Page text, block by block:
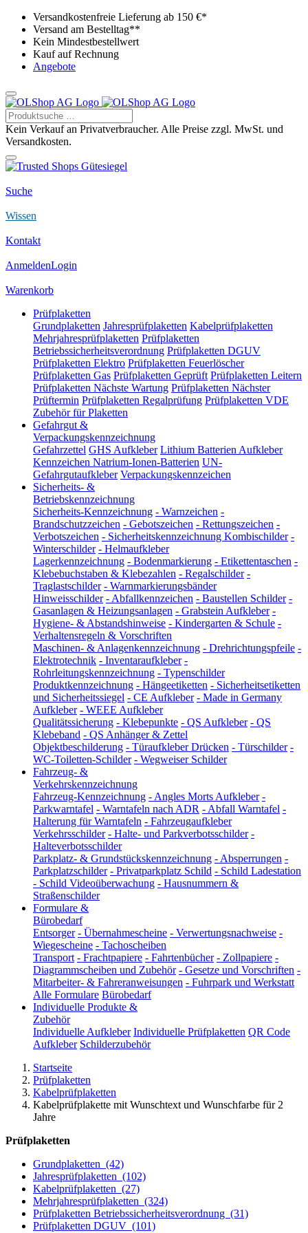
Versandkostenfreie Lieferung ab 150 €*
Versand am Bestelltag**
Kein Mindestbestellwert
Kauf auf Rechnung
Angebote
Kein Verkauf an Privatverbraucher. Alle Preise zzgl. MwSt. und
Versandkosten.
Suche
Wissen
Kontakt
AnmeldenLogin
Warenkorb
Prüfplaketten
Grundplaketten Jahresprüfplaketten Kabelprüfplaketten
Mehrjahresprüfplaketten Prüfplaketten
Betriebssicherheitsverordnung Prüfplaketten DGUV
Prüfplaketten Elektro Prüfplaketten Feuerlöscher
Prüfplaketten Gas Prüfplaketten Geprüft Prüfplaketten Leitern
Prüfplaketten Nächste Wartung Prüfplaketten Nächster
Prüftermin Prüfplaketten Regalprüfung Prüfplaketten VDE
Zubehör für Plaketten
Gefahrgut &
Verpackungskennzeichnung
Gefahrzettel GHS Aufkleber Lithium Batterien Aufkleber
Kennzeichen Natrium-Ionen-Batterien UN-
Gefahrgutaufkleber Verpackungskennzeichen
Sicherheits- &
Betriebskennzeichnung
Sicherheits-Kennzeichnung - Warnzeichen -
Brandschutzzeichen - Gebotszeichen - Rettungszeichen -
Verbotszeichen - Sicherheitskennzeichnung Kombischilder -
Winterschilder - Helmaufkleber
Lagerkennzeichnung - Bodenmarkierung - Etikettentaschen -
Klebebuchstaben & Klebezahlen - Regalschilder -
Traglastschilder - Warnmarkierungsbänder
Hinweisschilder - Abfallkennzeichen - Baustellen Schilder -
Gasanlagen & Heizungsanlagen - Grabstein Aufkleber -
Hygiene- & Abstandshinweise - Kindergarten & Schule -
Verhaltensregeln & Vorschriften
Maschinen- & Anlagenkennzeichnung - Drehrichtungspfeile -
Elektrotechnik - Inventaraufkleber -
Rohrleitungskennzeichnung - Typenschilder
Produktkennzeichnung - Hängeetiketten - Sicherheitsetiketten
und Sicherheitssiegel - CE Aufkleber - Made in Germany
Aufkleber - WEEE Aufkleber
Qualitätssicherung - Klebepunkte - QS Aufkleber - QS
Klebeband - QS Anhänger & Zettel
Objektbeschilderung - Türaufkleber Drücken - Türschilder -
WC-Toiletten-Schilder - Wegweiser Schilder
Fahrzeug- &
Verkehrskennzeichnung
Fahrzeug-Kennzeichnung - Angles Morts Aufkleber -
Parkwarntafel - Warntafeln nach ADR - Abfall Warntafel -
Halterung für Warntafeln - Fahrzeugaufkleber
Verkehrsschilder - Halte- und Parkverbotsschilder -
Halteverbotsschilder
Parkplatz- & Grundstückskennzeichnung - Absperrungen -
Parkplatzschilder - Privatparkplatz Schild - Schild Ladestation
- Schild Videoüberwachung - Hausnummern &
Straßenschilder
Formulare &
Bürobedarf
Entsorger - Übernahmescheine - Verwertungsnachweise -
Wiegescheine - Tachoscheiben
Transport - Frachtpapiere - Fahrtenbücher - Zollpapiere -
Diagrammscheiben und Zubehör - Gesetze und Vorschriften -
Mitarbeiter- & Fahreranweisungen - Fuhrpark und Werkstatt
Alle Formulare Bürobedarf
Individuelle Produkte &
Zubehör
Individuelle Aufkleber Individuelle Prüfplaketten QR Code
Aufkleber Schilderzubehör
Startseite
Prüfplaketten
Kabelprüfplaketten
Kabelprüfplakette mit Wunschtext und Wunschfarbe für 2
Jahre
Prüfplaketten
Grundplaketten (42)
Jahresprüfplaketten (102)
Kabelprüfplaketten (27)
Mehrjahresprüfplaketten (324)
Prüfplaketten Betriebssicherheitsverordnung (31)
Prüfplaketten DGUV (101)